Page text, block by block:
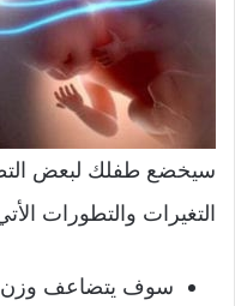
سيخضع طفلك لبعض
التغيرات والتطورات
سوف يتضاعف وزن